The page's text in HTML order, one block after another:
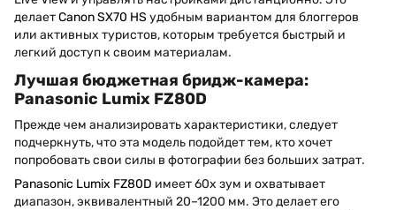
делаетCanon SX70 HS удобным вариантом для блоггеров
или активных туристов, которым требуется быстрый и
легкий доступ к своим материалам.
Лучшая бюджетная бридж-камера:
Panasonic Lumix FZ80D
Прежде чем анализировать характеристики, следует
подчеркнуть, что эта модель подойдет тем, кто хочет
попробовать свои силы в фотографии без больших затрат.
Panasonic Lumix FZ80D имеет 60х зум и охватывает
диапазон, эквивалентный 20–1200 мм. Это делает его